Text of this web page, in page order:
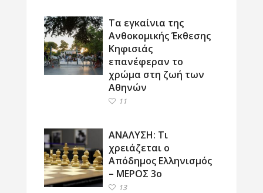
Τα εγκαίνια της
Ανθοκομικής Έκθεσης
Κηφισιάς
επανέφεραν το
χρώμα στη ζωή των
Αθηνών
11
ΑΝΑΛΥΣΗ: Τι
χρειάζεται ο
Απόδημος Ελληνισμός
– ΜΕΡΟΣ 3ο
13